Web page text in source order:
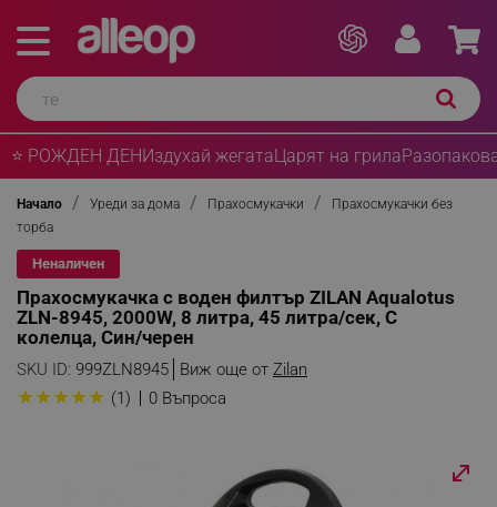
⭐ РОЖДЕН ДЕНИздухай жегатаЦарят на грила
Начало Уреди за дома Прахосмукачки
Прахосмукачки без
торба
Неналичен
Прахосмукачка с воден филтър ZILAN Aqualotus
ZLN-8945, 2000W, 8 литра, 45 литра/сек, С
колелца, Син/черен
SKU ID: 999ZLN8945 Виж още от Zilan
★★★★★ (1) 0 Въпроса